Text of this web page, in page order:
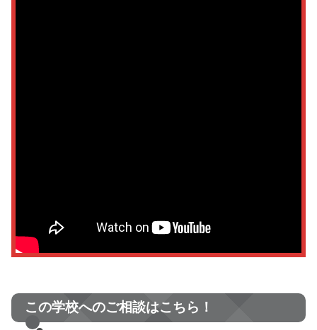
この学校へのご相談はこちら！